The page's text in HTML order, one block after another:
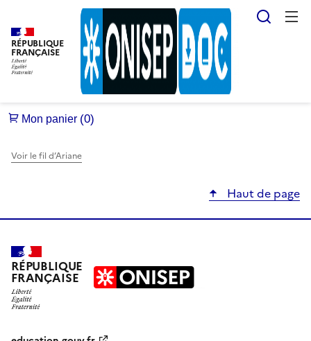
RÉPUBLIQUE
FRANÇAISE
Voir le fil d’Ariane
Haut de page
RÉPUBLIQUE
FRANÇAISE